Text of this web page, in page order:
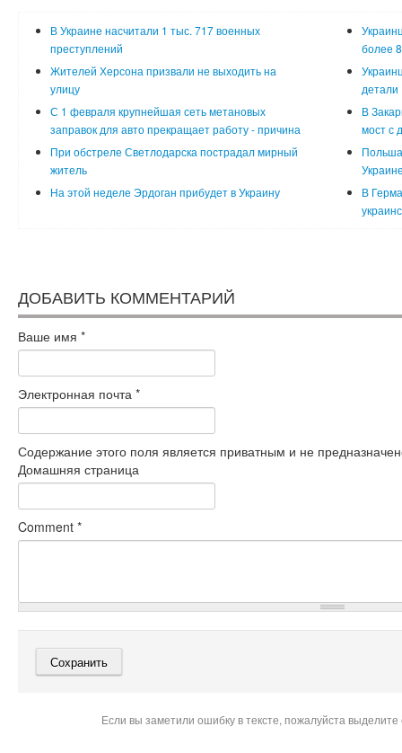
В Украине насчитали 1 тыс. 717 военных
преступлений
более
Жителей Херсона призвали не выходить на
улицу
детали
С 1 февраля крупнейшая сеть метановых
заправок для авто прекращает работу - причина
В
мост с
При обстреле Светлодарска пострадал мирный
житель
На этой неделе Эрдоган прибудет в Украину
В
ДОБАВИТЬ КОММЕНТАРИЙ
Ваше имя *
Электронная почта *
Содержание этого поля является приватным и не
Домашняя страница
Comment *
Если вы заметили ошибку в тексте, пожалуйста